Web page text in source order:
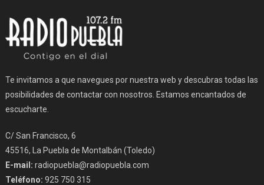
Te invitamos a que navegues por nuestra web y descubras todas las
posibilidades de contactar con nosotros. Estamos encantados de
escucharte.
C/ San Francisco, 6
45516, La Puebla de Montalbán (Toledo)
E-mail: radiopuebla@radiopuebla.com
Teléfono: 925 750 315